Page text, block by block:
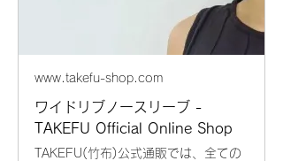
www.takefu-shop.com
ワイドリブノースリーブ -
TAKEFU Official Online Shop
TAKEFU(竹布)公式通販では、全ての